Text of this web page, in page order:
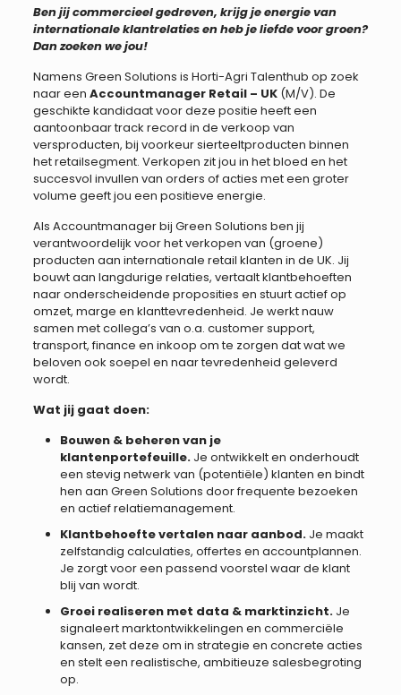
Ben jij commercieel gedreven, krijg je energie van
internationale klantrelaties en heb je liefde voor groen?
Dan zoeken we jou!
Namens Green Solutions is Horti-Agri Talenthub op zoek
naar een Accountmanager Retail – UK (M/V). De
geschikte kandidaat voor deze positie heeft een
aantoonbaar track record in de verkoop van
versproducten, bij voorkeur sierteeltproducten binnen
het retailsegment. Verkopen zit jou in het bloed en het
succesvol invullen van orders of acties met een groter
volume geeft jou een positieve energie.
Als Accountmanager bij Green Solutions ben jij
verantwoordelijk voor het verkopen van (groene)
producten aan internationale retail klanten in de UK. Jij
bouwt aan langdurige relaties, vertaalt klantbehoeften
naar onderscheidende proposities en stuurt actief op
omzet, marge en klanttevredenheid. Je werkt nauw
samen met collega’s van o.a. customer support,
transport, finance en inkoop om te zorgen dat wat we
beloven ook soepel en naar tevredenheid geleverd
wordt.
Wat jij gaat doen:
Bouwen & beheren van je
klantenportefeuille. Je ontwikkelt en onderhoudt
een stevig netwerk van (potentiële) klanten en bindt
hen aan Green Solutions door frequente bezoeken
en actief relatiemanagement.
Klantbehoefte vertalen naar aanbod. Je maakt
zelfstandig calculaties, offertes en accountplannen.
Je zorgt voor een passend voorstel waar de klant
blij van wordt.
Groei realiseren met data & marktinzicht. Je
signaleert marktontwikkelingen en commerciële
kansen, zet deze om in strategie en concrete acties
en stelt een realistische, ambitieuze salesbegroting
op.